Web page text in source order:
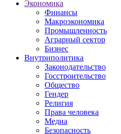
Экономика
Финансы
Макроэкономика
Промышленность
Аграрный сектор
Бизнес
Внутриполитика
Законодательство
Госстроительство
Общество
Гендер
Религия
Права человека
Медиа
Безопасность